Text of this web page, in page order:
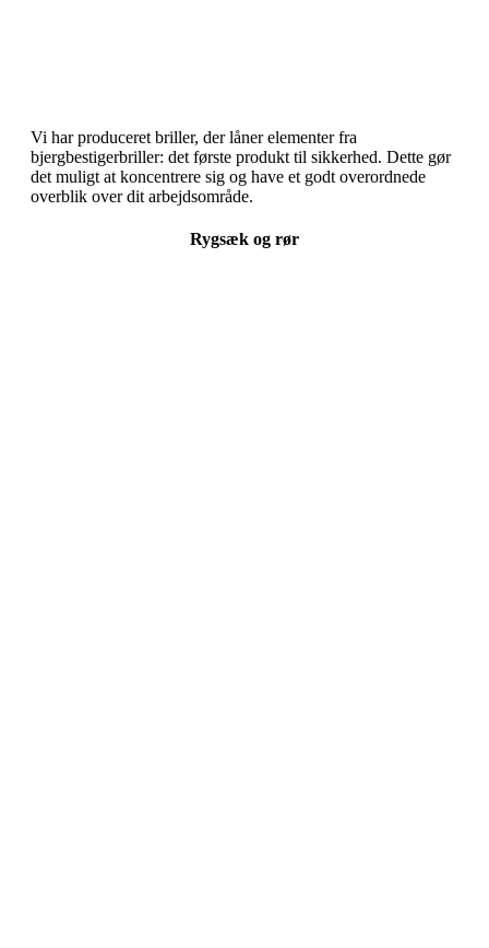
Vi har produceret briller, der låner elementer fra
bjergbestigerbriller: det første produkt til sikkerhed. Dette gør
det muligt at koncentrere sig og have et godt overordnede
overblik over dit arbejdsområde.
Rygsæk og rør